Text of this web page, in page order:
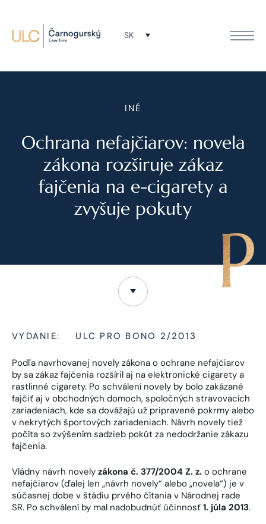
SK
INÉ
Ochrana nefajčiarov: novela
zákona rozširuje zákaz
fajčenia na e-cigarety a
zvyšuje pokuty
VYDANIE: ULC PRO BONO 2/2013
Podľa navrhovanej novely zákona o ochrane nefajčiarov
by sa zákaz fajčenia rozšíril aj na elektronické cigarety a
rastlinné cigarety. Po schválení novely by bolo zakázané
fajčiť aj v obchodných domoch, spoločných stravovacích
zariadeniach, kde sa dovážajú už pripravené pokrmy alebo
v nekrytých športových zariadeniach. Návrh novely tiež
počíta so zvýšením sadzieb pokút za nedodržanie zákazu
fajčenia.
Vládny návrh novely zákona č. 377/2004 Z. z. o ochrane
nefajčiarov (ďalej len „návrh novely“ alebo „novela“) je v
súčasnej dobe v štádiu prvého čítania v Národnej rade
SR. Po schválení by mal nadobudnúť účinnosť 1. júla 2013.